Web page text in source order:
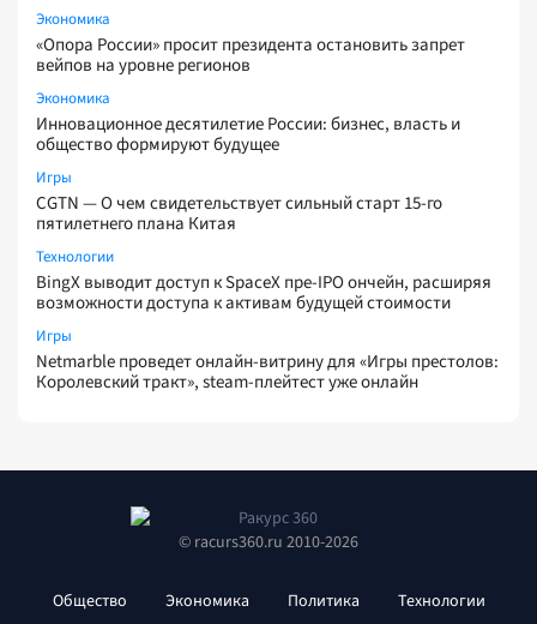
Экономика
«Опора России» просит президента остановить запрет
вейпов на уровне регионов
Экономика
Инновационное десятилетие России: бизнес, власть и
общество формируют будущее
Игры
CGTN — О чем свидетельствует сильный старт 15-го
пятилетнего плана Китая
Технологии
BingX выводит доступ к SpaceX пре-IPO ончейн, расширяя
возможности доступа к активам будущей стоимости
Игры
Netmarble проведет онлайн-витрину для «Игры престолов:
Королевский тракт», steam-плейтест уже онлайн
© racurs360.ru 2010-2026
Общество Экономика Политика Технологии